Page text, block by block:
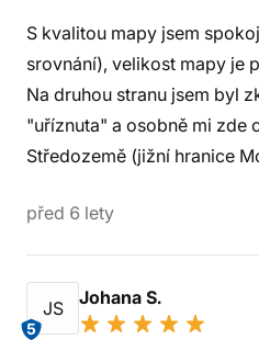
S kvalitou mapy jsem
srovnání), velikost mapy je
Na druhou stranu jsem byl
"uříznuta" a osobně mi zde
Středozemě (jižní hranice
před 6 lety
JS
5
Johana S.